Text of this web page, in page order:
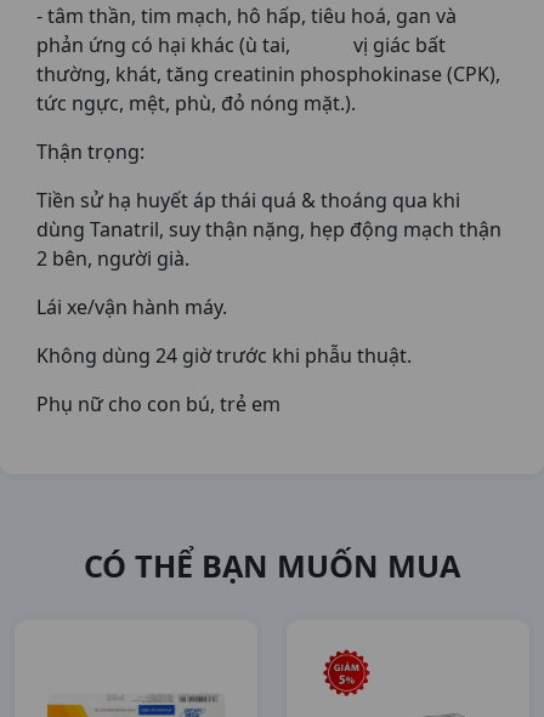
- tâm thần, tim mạch, hô hấp, tiêu hoá, gan và
phản ứng có hại khác (ù tai, vị giác bất
thường, khát, tăng creatinin phosphokinase (CPK),
tức ngực, mệt, phù, đỏ nóng mặt.).
Thận trọng:
Tiền sử hạ huyết áp thái quá & thoáng qua khi
dùng Tanatril, suy thận nặng, hẹp động mạch thận
2 bên, người già.
Lái xe/vận hành máy.
Không dùng 24 giờ trước khi phẫu thuật.
Phụ nữ cho con bú, trẻ em
CÓ THỂ BẠN MUỐN MUA